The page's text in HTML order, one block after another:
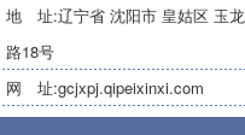
地 址:辽宁省 沈阳市 皇姑区 玉
路18号
网 址:gcjxpj.qipeixinxi.com